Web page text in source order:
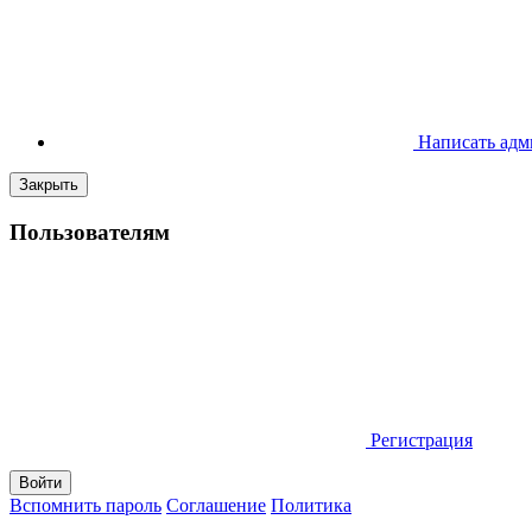
Написать
Закрыть
Пользователям
Регистрация
Вспомнить пароль Соглашение Политика